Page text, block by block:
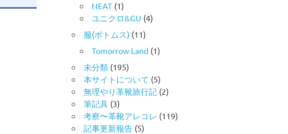
NEAT (1)
ユニクロ&GU (4)
服(ボトムス) (11)
Tomorrow Land (1)
未分類 (195)
本サイトについて (5)
無理やり革靴旅行記 (2)
筆記具 (3)
考察〜革靴アレコレ (119)
記事更新報告 (5)